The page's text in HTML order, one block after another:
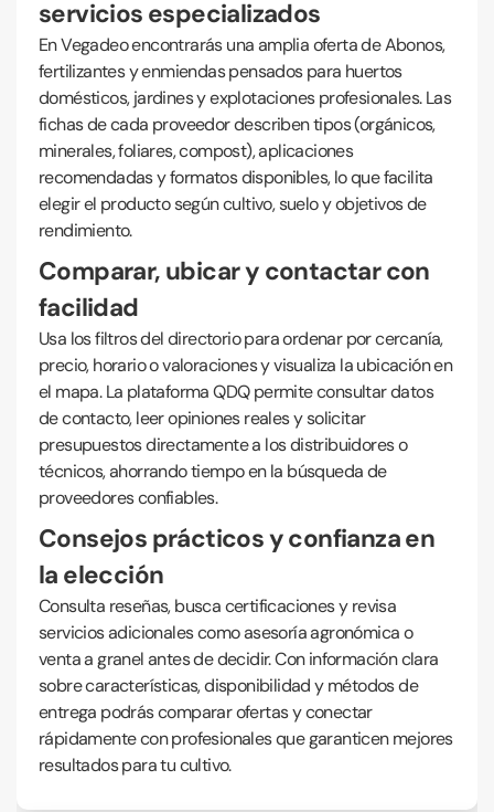
servicios especializados
En Vegadeo encontrarás una amplia oferta de Abonos,
fertilizantes y enmiendas pensados para huertos
domésticos, jardines y explotaciones profesionales. Las
fichas de cada proveedor describen tipos (orgánicos,
minerales, foliares, compost), aplicaciones
recomendadas y formatos disponibles, lo que facilita
elegir el producto según cultivo, suelo y objetivos de
rendimiento.
Comparar, ubicar y contactar con
facilidad
Usa los filtros del directorio para ordenar por cercanía,
precio, horario o valoraciones y visualiza la ubicación en
el mapa. La plataforma QDQ permite consultar datos
de contacto, leer opiniones reales y solicitar
presupuestos directamente a los distribuidores o
técnicos, ahorrando tiempo en la búsqueda de
proveedores confiables.
Consejos prácticos y confianza en
la elección
Consulta reseñas, busca certificaciones y revisa
servicios adicionales como asesoría agronómica o
venta a granel antes de decidir. Con información clara
sobre características, disponibilidad y métodos de
entrega podrás comparar ofertas y conectar
rápidamente con profesionales que garanticen mejores
resultados para tu cultivo.